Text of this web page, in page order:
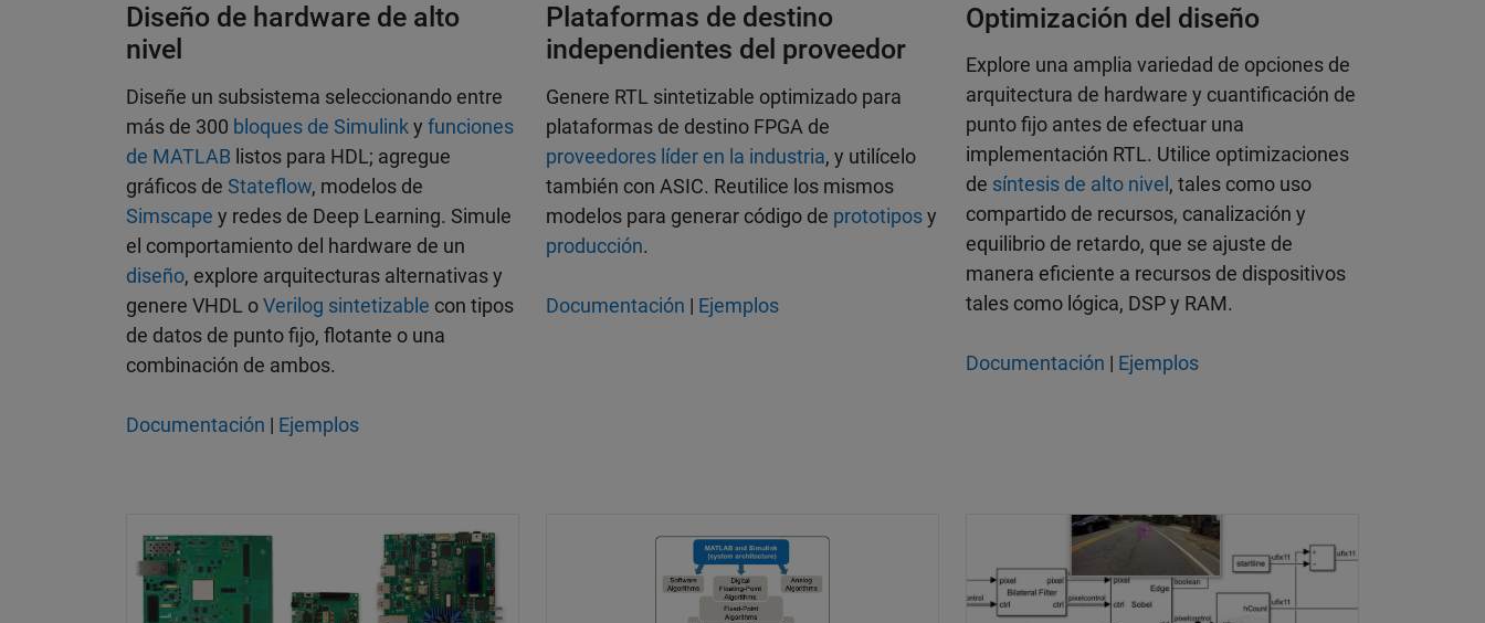
Diseño de hardware de alto
nivel
Diseñe un subsistema seleccionando entre
más de 300 bloques de Simulinky funciones
de MATLAB listos para HDL; agregue
gráficos de Stateflow, modelos de
Simscape y redes de Deep Learning. Simule
el comportamiento del hardware de un
diseño, explore arquitecturas alternativas y
genere VHDL oVerilog sintetizable con tipos
de datos de punto fijo, flotante o una
combinación de ambos.
Documentación | Ejemplos
Plataformas de destino
independientes del proveedor
Genere RTL sintetizable optimizado para
plataformas de destino FPGA de
proveedores líder en la industria, y utilícelo
también con ASIC. Reutilice los mismos
modelos para generar código de prototiposy
producción.
Documentación | Ejemplos
Optimización del diseño
Explore una amplia variedad de opciones de
arquitectura de hardware y cuantificación de
punto fijo antes de efectuar una
implementación RTL. Utilice optimizaciones
de síntesis de alto nivel , tales como uso
compartido de recursos, canalización y
equilibrio de retardo, que se ajuste de
manera eficiente a recursos de dispositivos
tales como lógica, DSP y RAM.
Documentación | Ejemplos